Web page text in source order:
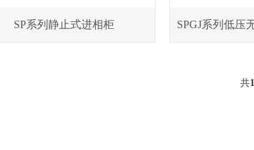
SP系列静止式进相柜
共1